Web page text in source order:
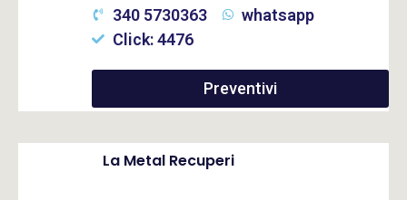
340 5730363
whatsapp
Click: 4476
Preventivi
La Metal Recuperi